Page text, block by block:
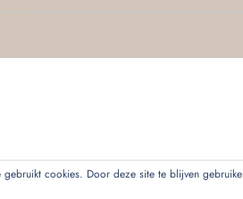
cookies. Door deze site te blijven